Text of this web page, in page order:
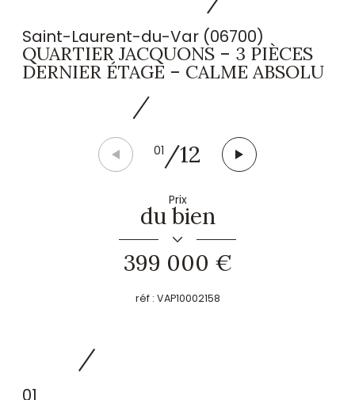
Saint-Laurent-du-Var (06700)
QUARTIER JACQUONS – 3 PIÈCES
DERNIER ÉTAGE – CALME ABSOLU
01 /12
Prix
du bien
399 000 €
réf : VAP10002158
01